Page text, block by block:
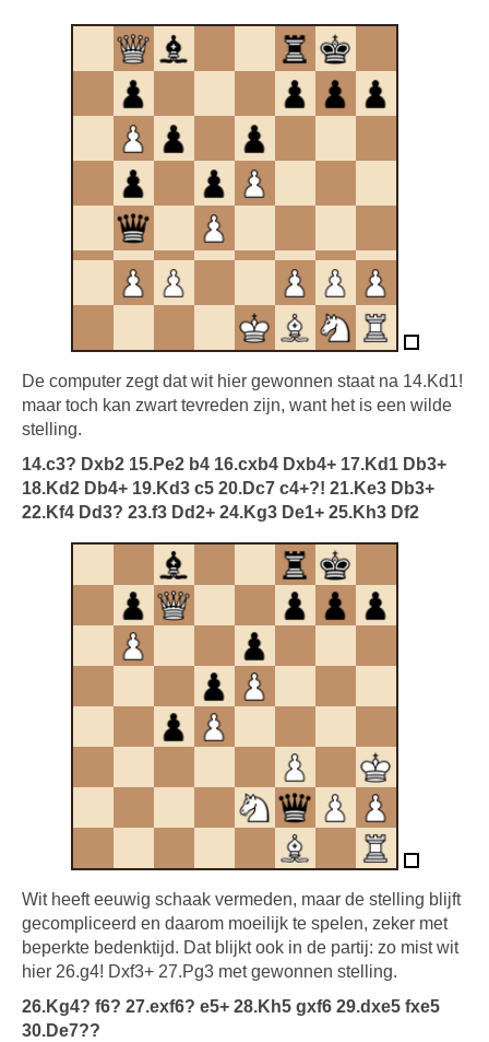
De computer zegt dat wit hier gewonnen staat na 14.Kd1!
maar toch kan zwart tevreden zijn, want het is een wilde
stelling.
14.c3? Dxb2 15.Pe2 b4 16.cxb4 Dxb4+ 17.Kd1 Db3+
18.Kd2 Db4+ 19.Kd3 c5 20.Dc7 c4+?! 21.Ke3 Db3+
22.Kf4 Dd3? 23.f3 Dd2+ 24.Kg3 De1+ 25.Kh3 Df2
Wit heeft eeuwig schaak vermeden, maar de stelling blijft
gecompliceerd en daarom moeilijk te spelen, zeker met
beperkte bedenktijd. Dat blijkt ook in de partij: zo mist wit
hier 26.g4! Dxf3+ 27.Pg3 met gewonnen stelling.
26.Kg4? f6? 27.exf6? e5+ 28.Kh5 gxf6 29.dxe5 fxe5
30.De7??